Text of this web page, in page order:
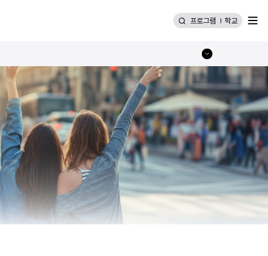
프로그램 학교